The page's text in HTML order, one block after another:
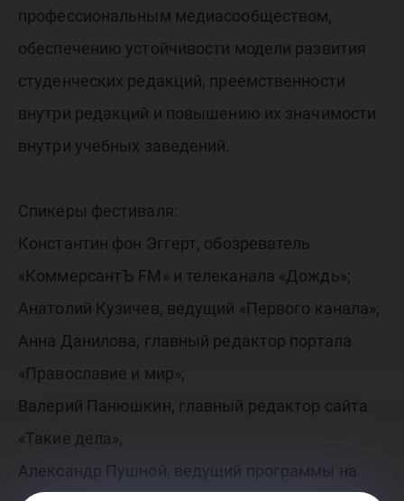
профессиональным медиасообществом,
обеспечению устойчивости модели развития
студенческих редакций, преемственности
внутри редакций и повышению их значимости
внутри учебных заведений.
Спикеры фестиваля:
Константин фон Эггерт, обозреватель
«КоммерсантЪ FM» и телеканала «Дождь»;
Анатолий Кузичев, ведущий «Первого канала»;
Анна Данилова, главный редактор портала
«Православие и мир»;
Валерий Панюшкин, главный редактор сайта
«Такие дела»;
Александр Пушной, ведущий программы на